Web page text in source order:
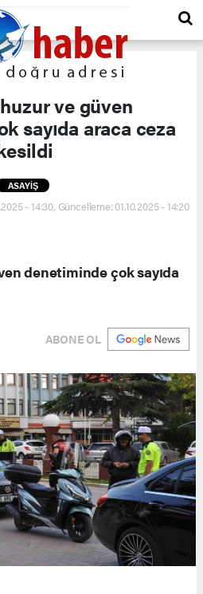
ve güven
sayıda araca ceza
ASAYİŞ
- 14:30, Güncelleme: 01.10.2025 - 14:20
denetiminde çok sayıda
ABONE OL